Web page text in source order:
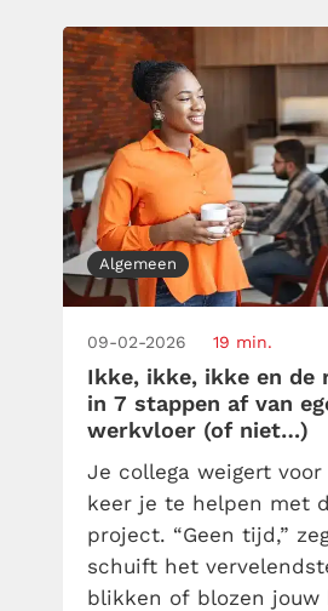
Aannames kunnen
Algemeen
09-02-2026 19 min.
Ikke, ikke, ikke en de
in 7 stappen af van
werkvloer (of niet…)
Je collega weigert
keer je te helpen met
project. “Geen tijd,”
schuift het
blikken of blozen jouw